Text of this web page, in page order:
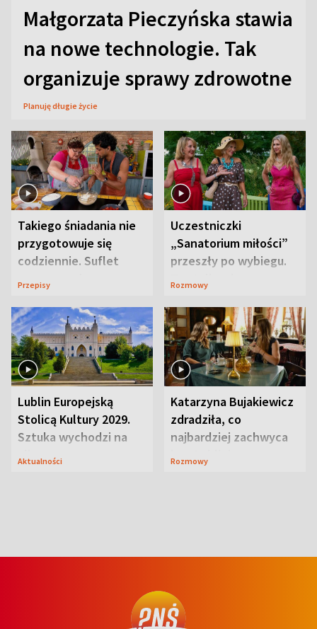
Małgorzata Pieczyńska stawia
na nowe technologie. Tak
organizuje sprawy zdrowotne
Planuję długie życie
Takiego śniadania nie
przygotowuje się
codziennie. Suflet
serowy zachwyca
Przepisy
Uczestniczki
„Sanatorium miłości”
przeszły po wybiegu.
Te stylizacje
Rozmowy
Lublin Europejską
Stolicą Kultury 2029.
Sztuka wychodzi na
ulice
Aktualności
Katarzyna Bujakiewicz
zdradziła, co
najbardziej zachwyca
ją w Lublinie
Rozmowy